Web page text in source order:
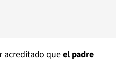
acreditado queel padre